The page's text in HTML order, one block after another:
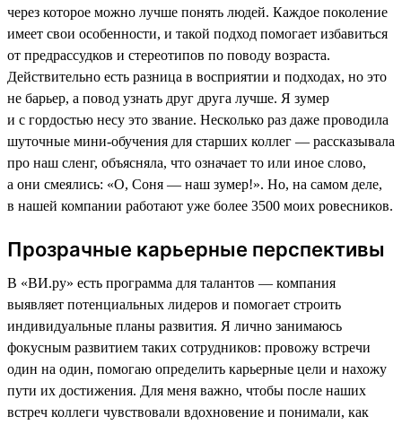
через которое можно лучше понять людей. Каждое поколение
имеет свои особенности, и такой подход помогает избавиться
от предрассудков и стереотипов по поводу возраста.
Действительно есть разница в восприятии и подходах, но это
не барьер, а повод узнать друг друга лучше. Я зумер
и с гордостью несу это звание. Несколько раз даже проводила
шуточные мини-обучения для старших коллег — рассказывала
про наш сленг, объясняла, что означает то или иное слово,
а они смеялись: «О, Соня — наш зумер!». Но, на самом деле,
в нашей компании работают уже более 3500 моих ровесников.
Прозрачные карьерные перспективы
В «ВИ.ру» есть программа для талантов — компания
выявляет потенциальных лидеров и помогает строить
индивидуальные планы развития. Я лично занимаюсь
фокусным развитием таких сотрудников: провожу встречи
один на один, помогаю определить карьерные цели и нахожу
пути их достижения. Для меня важно, чтобы после наших
встреч коллеги чувствовали вдохновение и понимали, как